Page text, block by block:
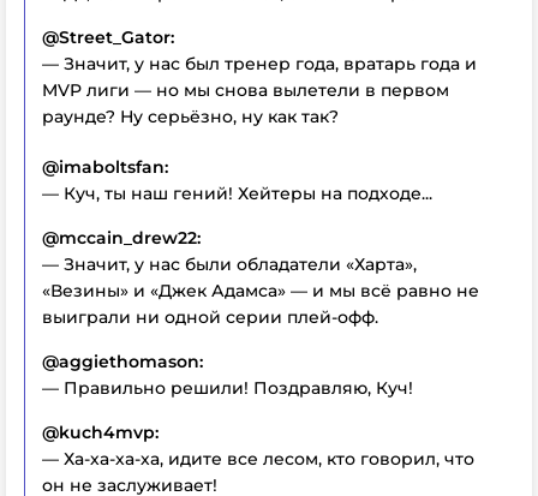
@Street_Gator:
— Значит, у нас был тренер года, вратарь года и
MVP лиги — но мы снова вылетели в первом
раунде? Ну серьёзно, ну как так?
@imaboltsfan:
— Куч, ты наш гений! Хейтеры на подходе...
@mccain_drew22:
— Значит, у нас были обладатели «Харта»,
«Везины» и «Джек Адамса» — и мы всё равно не
выиграли ни одной серии плей-офф.
@aggiethomason:
— Правильно решили! Поздравляю, Куч!
@kuch4mvp:
— Ха-ха-ха-ха, идите все лесом, кто говорил, что
он не заслуживает!